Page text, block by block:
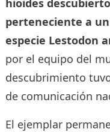
hioides
perteneciente a
especie Lestodon
por el equipo del
descubrimiento
de comunicación
El ejemplar